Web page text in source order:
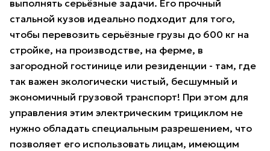
выполнять серьёзные задачи. Его прочный
стальной кузов идеально подходит для того,
чтобы перевозить серьёзные грузы до 600 кг на
стройке, на производстве, на ферме, в
загородной гостинице или резиденции - там, где
так важен экологически чистый, бесшумный и
экономичный грузовой транспорт! При этом для
управления этим электрическим трициклом не
нужно обладать специальным разрешением, что
позволяет его использовать лицам, имеющим